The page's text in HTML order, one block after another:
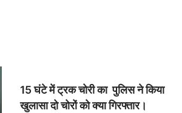
15 घंटे में ट्रक चोरी का पुलिस ने किया
खुलासा दो चोरों को क्या गिरफ्तार।